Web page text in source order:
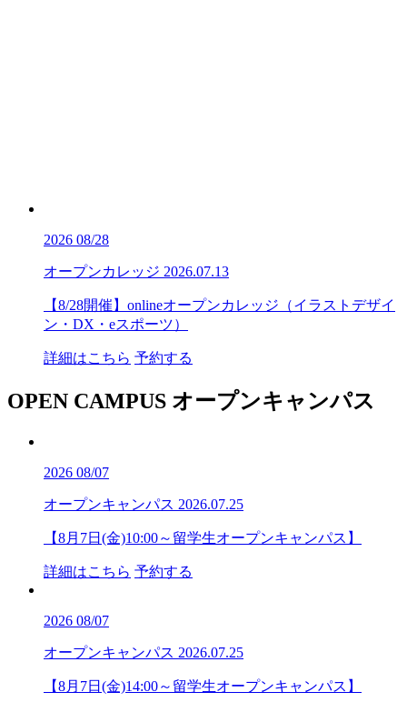
2026 08/28
オープンカレッジ 2026.07.13
【8/28開催】onlineオープンカレッジ（イラストデザイ
ン・DX・eスポーツ）
詳細はこちら 予約する
OPEN CAMPUS オープンキャンパス
2026 08/07
オープンキャンパス 2026.07.25
【8月7日(金)10:00～留学生オープンキャンパス】
詳細はこちら 予約する
2026 08/07
オープンキャンパス 2026.07.25
【8月7日(金)14:00～留学生オープンキャンパス】